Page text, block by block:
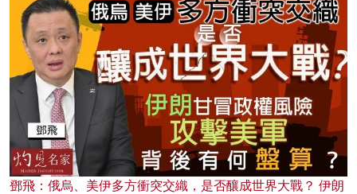
鄧飛：俄烏、美伊多方衝突交織，是否釀成世界大戰？ 伊朗